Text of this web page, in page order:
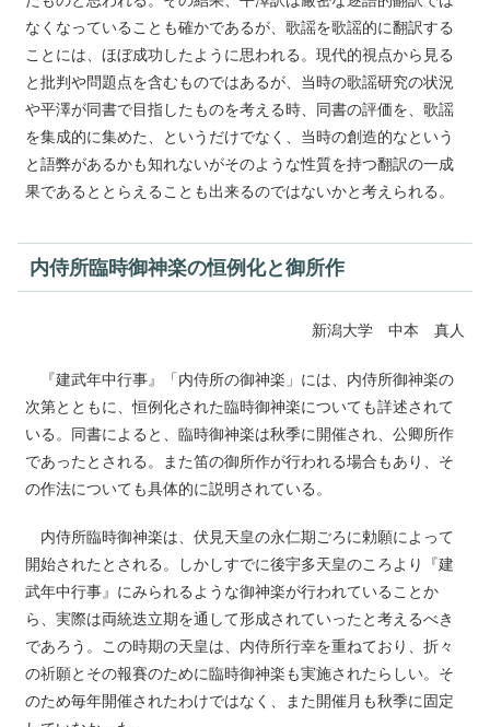
なくなっていることも確かであるが、歌謡を歌謡的に翻訳する
ことには、ほぼ成功したように思われる。現代的視点から見る
と批判や問題点を含むものではあるが、当時の歌謡研究の状況
や平澤が同書で目指したものを考える時、同書の評価を、歌謡
を集成的に集めた、というだけでなく、当時の創造的なという
と語弊があるかも知れないがそのような性質を持つ翻訳の一成
果であるととらえることも出来るのではないかと考えられる。
内侍所臨時御神楽の恒例化と御所作
新潟大学 中本 真人
『建武年中行事』「内侍所の御神楽」には、内侍所御神楽の
次第とともに、恒例化された臨時御神楽についても詳述されて
いる。同書によると、臨時御神楽は秋季に開催され、公卿所作
であったとされる。また笛の御所作が行われる場合もあり、そ
の作法についても具体的に説明されている。
内侍所臨時御神楽は、伏見天皇の永仁期ごろに勅願によって
開始されたとされる。しかしすでに後宇多天皇のころより『建
武年中行事』にみられるような御神楽が行われていることか
ら、実際は両統迭立期を通して形成されていったと考えるべき
であろう。この時期の天皇は、内侍所行幸を重ねており、折々
の祈願とその報賽のために臨時御神楽も実施されたらしい。そ
のため毎年開催されたわけではなく、また開催月も秋季に固定